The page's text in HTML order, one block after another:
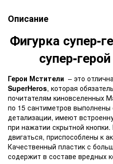
Описание
Фигурка супер-
супер-
Герои Мстители – это
SuperHeros, которая
почитателям киновселенных
по 15 сантиметров
детализации, имеют
при нажатии скрытной кнопки.
двигаться, приспособлены к
Качественный пластик с
содержит в составе вредных